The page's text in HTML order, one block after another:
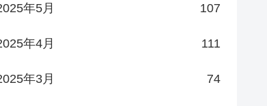
年5月 107
年4月 111
年3月 74